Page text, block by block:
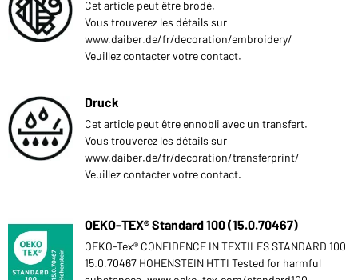
Cet article peut être brodé.
Vous trouverez les détails sur
www.daiber.de/fr/decoration/embroidery/
Veuillez contacter votre contact.
Druck
Cet article peut être ennobli avec un transfert.
Vous trouverez les détails sur
www.daiber.de/fr/decoration/transferprint/
Veuillez contacter votre contact.
OEKO-TEX® Standard 100 (15.0.70467)
OEKO-Tex® CONFIDENCE IN TEXTILES STANDARD 100
15.0.70467 HOHENSTEIN HTTI Tested for harmful